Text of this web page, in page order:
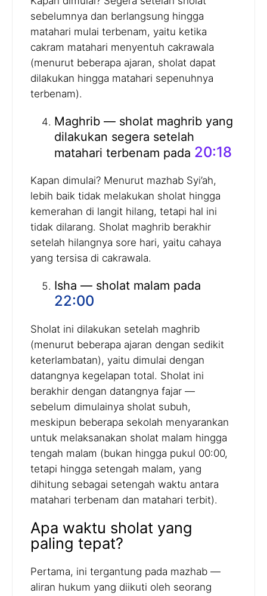
sebelumnya dan berlangsung hingga
matahari mulai terbenam, yaitu ketika
cakram matahari menyentuh cakrawala
(menurut beberapa ajaran, sholat dapat
dilakukan hingga matahari sepenuhnya
terbenam).
Maghrib — sholat maghrib yang
dilakukan segera setelah
matahari terbenam pada 20:18
Kapan dimulai? Menurut mazhab Syi’ah,
lebih baik tidak melakukan sholat hingga
kemerahan di langit hilang, tetapi hal ini
tidak dilarang. Sholat maghrib berakhir
setelah hilangnya sore hari, yaitu cahaya
yang tersisa di cakrawala.
Isha — sholat malam pada
22:00
Sholat ini dilakukan setelah maghrib
(menurut beberapa ajaran dengan sedikit
keterlambatan), yaitu dimulai dengan
datangnya kegelapan total. Sholat ini
berakhir dengan datangnya fajar —
sebelum dimulainya sholat subuh,
meskipun beberapa sekolah menyarankan
untuk melaksanakan sholat malam hingga
tengah malam (bukan hingga pukul 00:00,
tetapi hingga setengah malam, yang
dihitung sebagai setengah waktu antara
matahari terbenam dan matahari terbit).
Apa waktu sholat yang
paling tepat?
Pertama, ini tergantung pada mazhab —
aliran hukum yang diikuti oleh seorang